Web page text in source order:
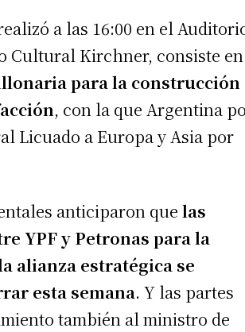
a las 16:00 en el
Cultural Kirchner, consiste
para la construcción
, con la que Argentina
Licuado a Europa y Asia por
anticiparon quelas
YPF y Petronas para la
alianza estratégica se
esta semana. Y las partes
también al ministro de